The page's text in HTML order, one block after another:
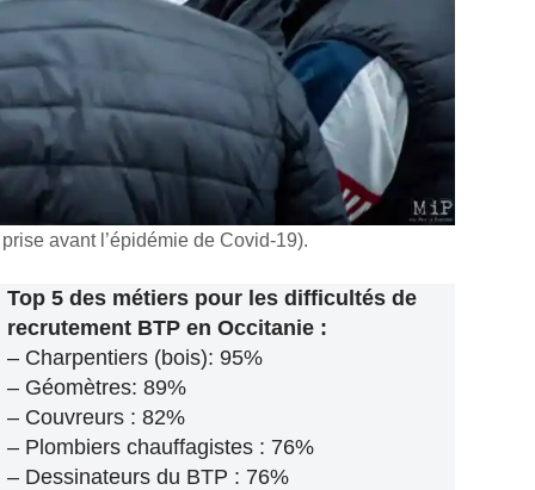
avant l’épidémie de Covid-19).
Top 5 des métiers pour les difficultés de
recrutement BTP en Occitanie :
– Charpentiers (bois): 95%
– Géomètres: 89%
– Couvreurs : 82%
– Plombiers chauffagistes : 76%
– Dessinateurs du BTP : 76%